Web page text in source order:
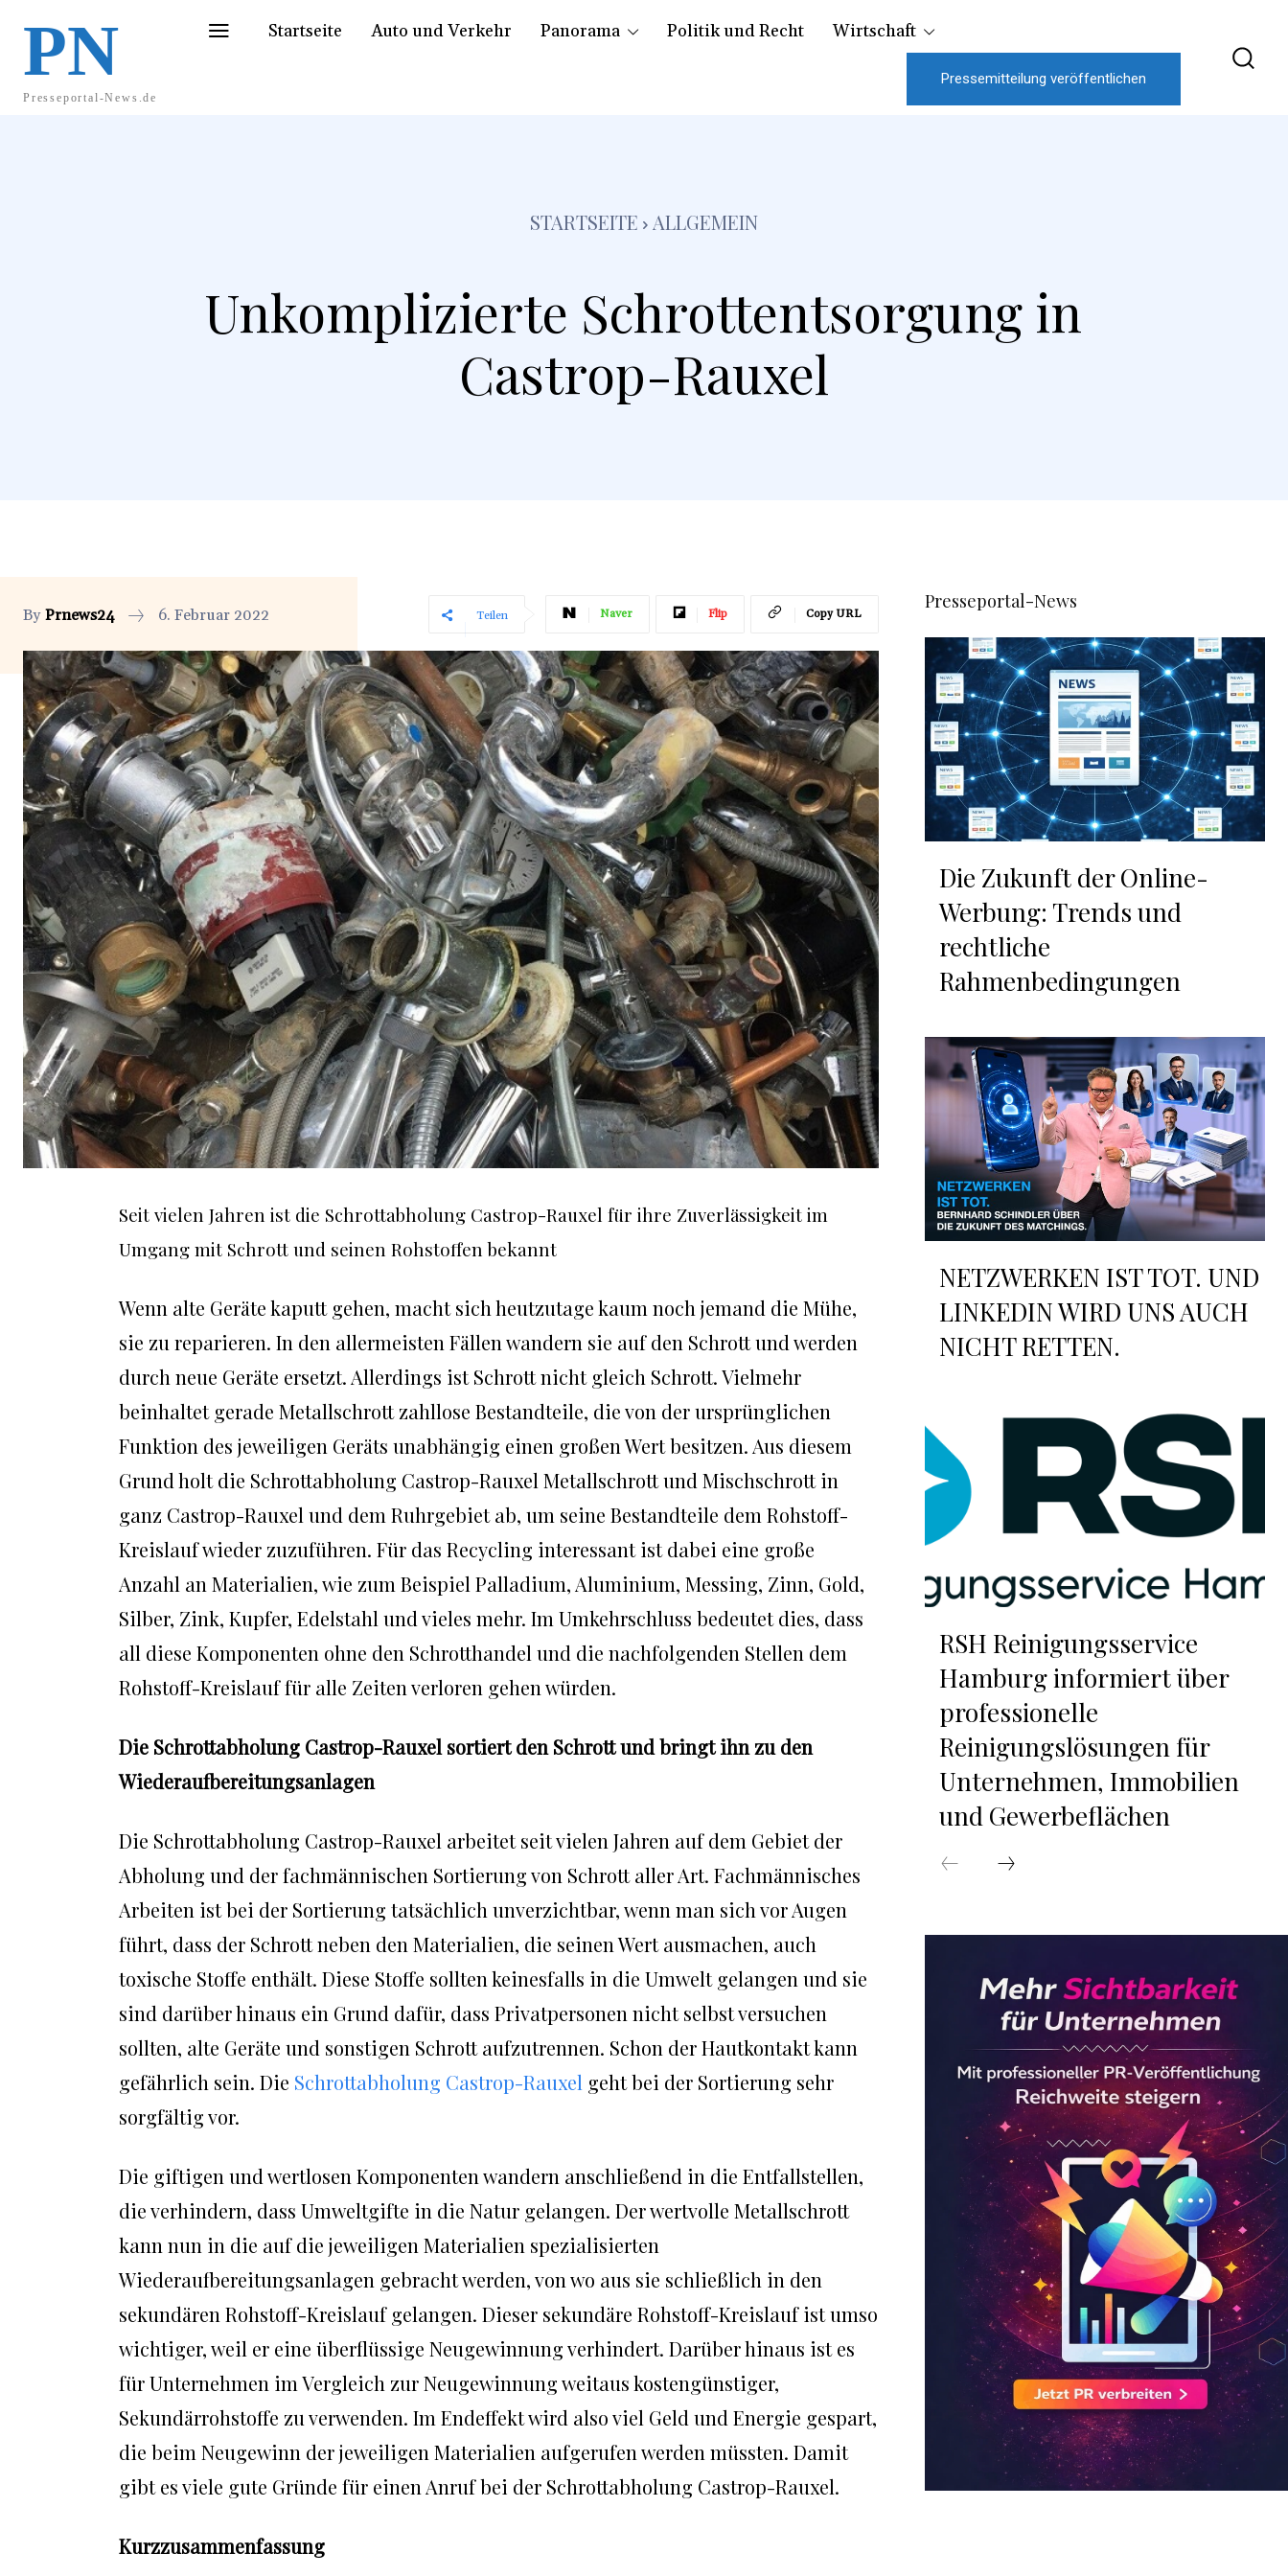
PN
Presseportal-News.de
Startseite Auto und Verkehr Panorama Politik und Recht Wirtschaft
Pressemitteilung veröffentlichen
STARTSEITE ALLGEMEIN
Unkomplizierte Schrottentsorgung in
Castrop-Rauxel
By Prnews24 6. Februar 2022 Teilen Naver Flip Copy URL
Seit vielen Jahren ist die Schrottabholung Castrop-Rauxel für ihre Zuverlässigkeit im
Umgang mit Schrott und seinen Rohstoffen bekannt
Wenn alte Geräte kaputt gehen, macht sich heutzutage kaum noch jemand die Mühe,
sie zu reparieren. In den allermeisten Fällen wandern sie auf den Schrott und werden
durch neue Geräte ersetzt. Allerdings ist Schrott nicht gleich Schrott. Vielmehr
beinhaltet gerade Metallschrott zahllose Bestandteile, die von der ursprünglichen
Funktion des jeweiligen Geräts unabhängig einen großen Wert besitzen. Aus diesem
Grund holt die Schrottabholung Castrop-Rauxel Metallschrott und Mischschrott in
ganz Castrop-Rauxel und dem Ruhrgebiet ab, um seine Bestandteile dem Rohstoff-
Kreislauf wieder zuzuführen. Für das Recycling interessant ist dabei eine große
Anzahl an Materialien, wie zum Beispiel Palladium, Aluminium, Messing, Zinn, Gold,
Silber, Zink, Kupfer, Edelstahl und vieles mehr. Im Umkehrschluss bedeutet dies, dass
all diese Komponenten ohne den Schrotthandel und die nachfolgenden Stellen dem
Rohstoff-Kreislauf für alle Zeiten verloren gehen würden.
Die Schrottabholung Castrop-Rauxel sortiert den Schrott und bringt ihn zu den
Wiederaufbereitungsanlagen
Die Schrottabholung Castrop-Rauxel arbeitet seit vielen Jahren auf dem Gebiet der
Abholung und der fachmännischen Sortierung von Schrott aller Art. Fachmännisches
Arbeiten ist bei der Sortierung tatsächlich unverzichtbar, wenn man sich vor Augen
führt, dass der Schrott neben den Materialien, die seinen Wert ausmachen, auch
toxische Stoffe enthält. Diese Stoffe sollten keinesfalls in die Umwelt gelangen und sie
sind darüber hinaus ein Grund dafür, dass Privatpersonen nicht selbst versuchen
sollten, alte Geräte und sonstigen Schrott aufzutrennen. Schon der Hautkontakt kann
gefährlich sein. Die Schrottabholung Castrop-Rauxel geht bei der Sortierung sehr
sorgfältig vor.
Die giftigen und wertlosen Komponenten wandern anschließend in die Entfallstellen,
die verhindern, dass Umweltgifte in die Natur gelangen. Der wertvolle Metallschrott
kann nun in die auf die jeweiligen Materialien spezialisierten
Wiederaufbereitungsanlagen gebracht werden, von wo aus sie schließlich in den
sekundären Rohstoff-Kreislauf gelangen. Dieser sekundäre Rohstoff-Kreislauf ist umso
wichtiger, weil er eine überflüssige Neugewinnung verhindert. Darüber hinaus ist es
für Unternehmen im Vergleich zur Neugewinnung weitaus kostengünstiger,
Sekundärrohstoffe zu verwenden. Im Endeffekt wird also viel Geld und Energie gespart,
die beim Neugewinn der jeweiligen Materialien aufgerufen werden müssten. Damit
gibt es viele gute Gründe für einen Anruf bei der Schrottabholung Castrop-Rauxel.
Kurzzusammenfassung
Presseportal-News
Die Zukunft der Online-
Werbung: Trends und
rechtliche
Rahmenbedingungen
NETZWERKEN IST TOT. UND
LINKEDIN WIRD UNS AUCH
NICHT RETTEN.
RSH Reinigungsservice
Hamburg informiert über
professionelle
Reinigungslösungen für
Unternehmen, Immobilien
und Gewerbeflächen